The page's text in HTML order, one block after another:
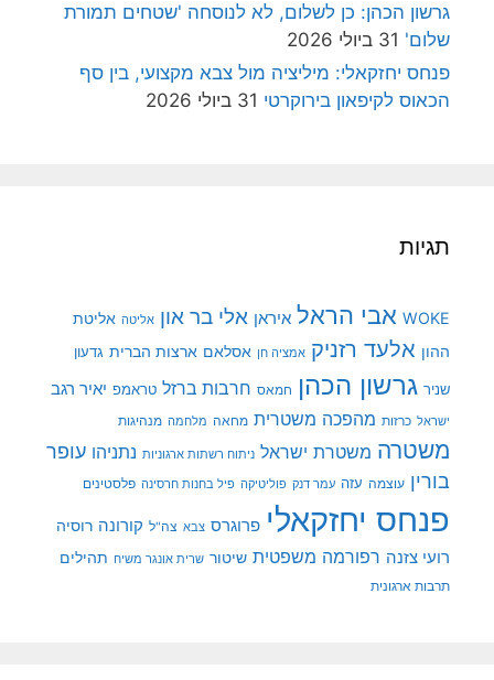
גרשון הכהן: כן לשלום, לא לנוסחה 'שטחים תמורת
שלום' 31 ביולי 2026
פנחס יחזקאלי: מיליציה מול צבא מקצועי, בין סף
הכאוס לקיפאון בירוקרטי 31 ביולי 2026
תגיות
WOKE אבי הראל איראן אלי בר און אליטה אליטת
ההון אלעד רזניק אמציה חן אסלאם ארצות הברית גדעון
שניר גרשון הכהן חמאס חרבות ברזל טראמפ יאיר רגב
ישראל כרזות מהפכה משטרית מחאה מלחמה מנהיגות
משטרה משטרת ישראל ניתוח רשתות ארגוניות נתניהו עופר
בורין עוצמה עזה עמר דנק פוליטיקה פיל בחנות חרסינה פלסטינים
פנחס יחזקאלי פרוגרס צבא צה"ל קורונה רוסיה
רועי צזנה רפורמה משפטית שיטור שרית אונגר משיח תהילים
תרבות ארגונית